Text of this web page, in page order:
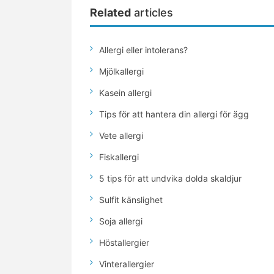
Related articles
Allergi eller intolerans?
Mjölkallergi
Kasein allergi
Tips för att hantera din allergi för ägg
Vete allergi
Fiskallergi
5 tips för att undvika dolda skaldjur
Sulfit känslighet
Soja allergi
Höstallergier
Vinterallergier